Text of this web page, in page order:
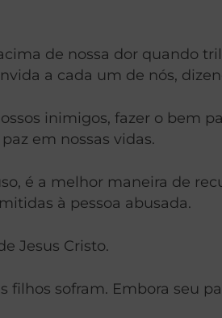
de nossa dor quando
a cada um de nós,
inimigos, fazer o bem
em nossas vidas.
é a melhor maneira de
à pessoa abusada.
Jesus Cristo.
sofram. Embora seu